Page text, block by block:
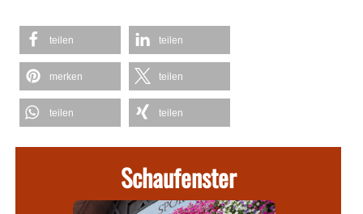
teilen teilen
merken teilen
teilen teilen
Schaufenster